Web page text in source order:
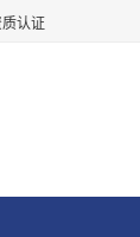
认证